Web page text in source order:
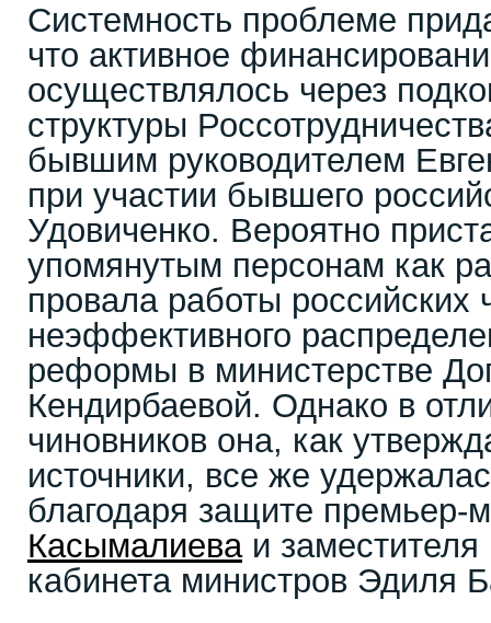
Системность проблеме
что активное
осуществлялось через
структуры
бывшим руководителем
при участии бывшего
Удовиченко. Вероятно
упомянутым персонам как
провала работы российских
неэффективного
реформы в министерстве
Кендирбаевой. Однако в
чиновников она, как
источники, все же
благодаря защите премьер-
Касымалиеваи заместителя
кабинета министров Эдиля